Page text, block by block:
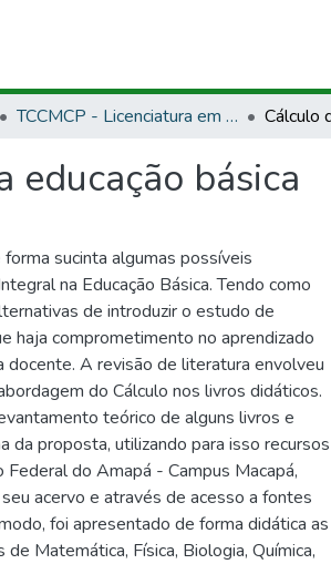
TCCMCP - Licenciatura em Matemática
básica
sucinta algumas possíveis
na Educação Básica. Tendo como
de introduzir o estudo de
haja comprometimento no aprendizado
docente. A revisão de literatura envolveu
do Cálculo nos livros didáticos.
teórico de alguns livros e
proposta, utilizando para isso recursos
do Amapá - Campus Macapá,
acervo e através de acesso a fontes
foi apresentado de forma didática as
Matemática, Física, Biologia, Química,